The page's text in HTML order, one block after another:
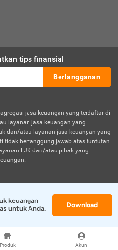
Produk Akun
tips finansial
Berlangganan
jasa keuangan yang terdaftar di
layanan jasa keuangan yang
dan/atau layanan jasa keuangan yang
tidak bertanggung jawab atas tuntutan
LJK dan/atau pihak yang
keuangan
untuk Anda.
Download